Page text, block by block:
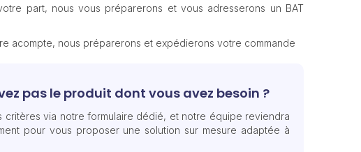
part, nous vous préparerons et vous adresserons un BAT
acompte, nous préparerons et expédierons votre commande
pas le produit dont vous avez besoin ?
critères via notre formulaire dédié, et notre équipe reviendra
pour vous proposer une solution sur mesure adaptée à